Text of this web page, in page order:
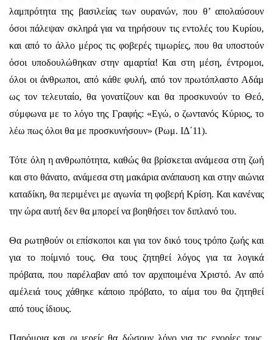
λαμπρότητα της βασιλείας των ουρανών, που θ’ απολαύσουν
όσοι πάλεψαν σκληρά για να τηρήσουν τις εντολές του Κυρίου,
και από το άλλο μέρος τις φοβερές τιμωρίες, που θα υποστούν
όσοι υποδουλώθηκαν στην αμαρτία! Και στη μέση, έντρομοι,
όλοι οι άνθρωποι, από κάθε φυλή, από τον πρωτόπλαστο Αδάμ
ως τον τελευταίο, θα γονατίζουν και θα προσκυνούν το Θεό,
σύμφωνα με το λόγο της Γραφής: «Εγώ, ο ζωντανός Κύριος, το
λέω πως όλοι θα με προσκυνήσουν» (Ρωμ. ΙΔ΄11).
Τότε όλη η ανθρωπότητα, καθώς θα βρίσκεται ανάμεσα στη ζωή
και στο θάνατο, ανάμεσα στη μακάρια ανάπαυση και στην αιώνια
καταδίκη, θα περιμένει με αγωνία τη φοβερή Κρίση. Και κανένας
την ώρα αυτή δεν θα μπορεί να βοηθήσει τον διπλανό του.
Θα ρωτηθούν οι επίσκοποι και για τον δικό τους τρόπο ζωής και
για το ποίμνιό τους. Θα τους ζητηθεί λόγος για τα λογικά
πρόβατα, που παρέλαβαν από τον αρχιποιμένα Χριστό. Αν από
αμέλειά τους χάθηκε κάποιο πρόβατο, το αίμα του θα ζητηθεί
από τους ίδιους.
Παρόμοια και οι ιερείς θα δώσουν λόγο για τις ενορίες τους.